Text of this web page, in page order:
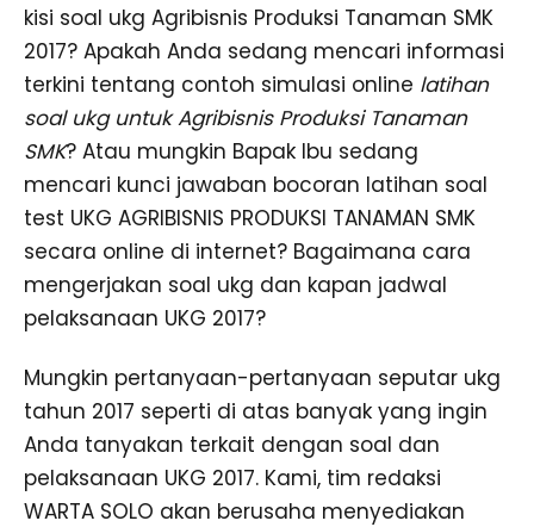
kisi soal ukg Agribisnis Produksi Tanaman SMK
2017? Apakah Anda sedang mencari informasi
terkini tentang contoh simulasi online latihan
soal ukg untuk Agribisnis Produksi Tanaman
SMK? Atau mungkin Bapak Ibu sedang
mencari kunci jawaban bocoran latihan soal
test UKG AGRIBISNIS PRODUKSI TANAMAN SMK
secara online di internet? Bagaimana cara
mengerjakan soal ukg dan kapan jadwal
pelaksanaan UKG 2017?
Mungkin pertanyaan-pertanyaan seputar ukg
tahun 2017 seperti di atas banyak yang ingin
Anda tanyakan terkait dengan soal dan
pelaksanaan UKG 2017. Kami, tim redaksi
WARTA SOLO akan berusaha menyediakan